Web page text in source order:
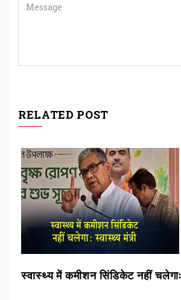
RELATED POST
स्वास्थ्य में कमीशन सिंडिकेट नहीं